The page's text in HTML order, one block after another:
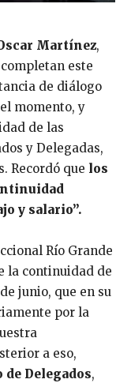
Martínez,
este
de diálogo
momento, y
de las
y Delegadas,
Recordó que los
y salario”.
Río Grande
la continuidad de
junio, que en su
por la
a eso,
de Delegados,